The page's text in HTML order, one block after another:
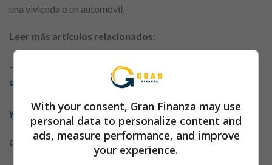
una vivienda o un automóvil.
Leer más artículos relacionados:
–
Concreta tus planes con préstamos personales de
confianza
–
y gastos actuales
Cómo el uso de la tarjeta de crédito afecta tu puntaje
With your consent, Gran Finanza may use
personal data to personalize content and
ads, measure performance, and improve
your experience.